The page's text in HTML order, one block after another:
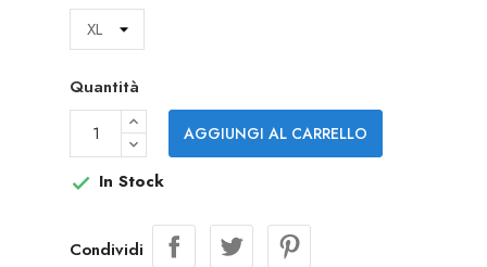
Quantità
AGGIUNGI AL CARRELLO
 In Stock
Condividi